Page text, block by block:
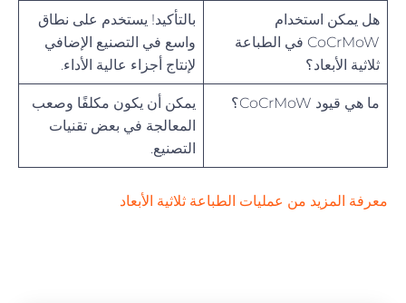
هل يمكن استخدام
CoCrMoW في الطباعة
ثلاثية الأبعاد؟
بالتأكيد! يستخدم على نطاق
واسع في التصنيع الإضافي
لإنتاج أجزاء عالية الأداء.
ما هي قيود CoCrMoW؟
يمكن أن يكون مكلفًا وصعب
المعالجة في بعض تقنيات
التصنيع.
معرفة المزيد من عمليات الطباعة ثلاثية الأبعاد